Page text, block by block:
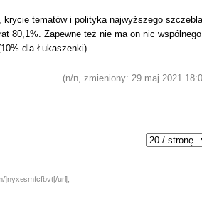
tematów i polityka najwyższego
80,1%. Zapewne też nie ma on nic
dla Łukaszenki).
(n/n, zmieniony: 29 maj 2021
]nyxesmfcfbvt[/url],